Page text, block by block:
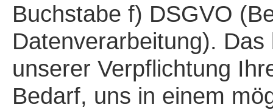
Buchstabe f) DSGVO
Datenverarbeitung).
unserer Verpflichtung
Bedarf, uns in einem